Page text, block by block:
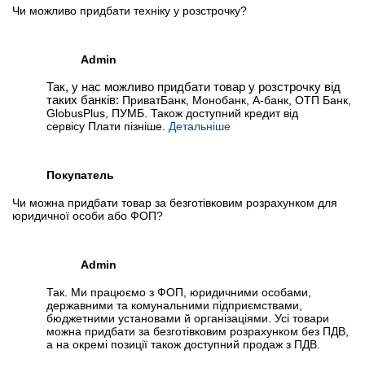
Чи можливо придбати техніку у розстрочку?
Admin
Так, у нас можливо придбати товар у розстрочку від
таких банків: ПриватБанк, Монобанк, А-банк, ОТП Банк,
GlobusPlus, ПУМБ. Також доступний кредит від
сервісу Плати пізніше. Детальніше
Покупатель
Чи можна придбати товар за безготівковим розрахунком для
юридичної особи або ФОП?
Admin
Так. Ми працюємо з ФОП, юридичними особами,
державними та комунальними підприємствами,
бюджетними установами й організаціями. Усі товари
можна придбати за безготівковим розрахунком без ПДВ,
а на окремі позиції також доступний продаж з ПДВ.